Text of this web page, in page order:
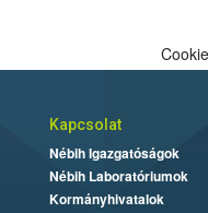
Kapcsolat
Nébih Igazgatóságok
Nébih Laboratóriumok
Kormányhivatalok